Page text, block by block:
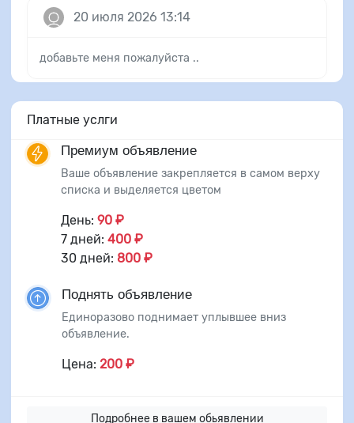
20 июля 2026 13:14
добавьте меня пожалуйста ..
Платные услги
Премиум объявление
Ваше объявление закрепляется в самом верху
списка и выделяется цветом
День: 90 ₽
7 дней: 400 ₽
30 дней: 800 ₽
Поднять объявление
Единоразово поднимает уплывшее вниз
объявление.
Цена: 200 ₽
Подробнее в вашем обьявлении